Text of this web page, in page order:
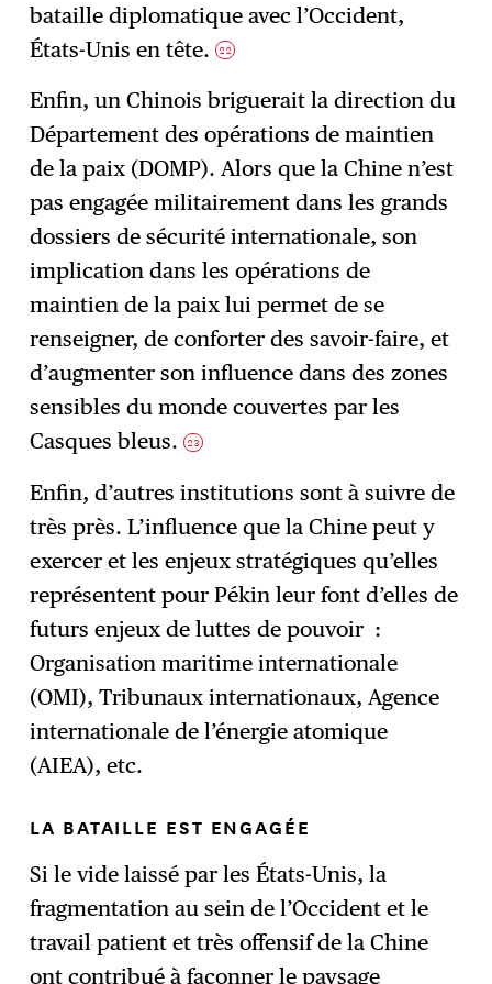
bataille diplomatique avec l’Occident,
États-Unis en tête.22
Enfin, un Chinois briguerait la direction du
Département des opérations de maintien
de la paix (DOMP). Alors que la Chine n’est
pas engagée militairement dans les grands
dossiers de sécurité internationale, son
implication dans les opérations de
maintien de la paix lui permet de se
renseigner, de conforter des savoir-faire, et
d’augmenter son influence dans des zones
sensibles du monde couvertes par les
Casques bleus.23
Enfin, d’autres institutions sont à suivre de
très près. L’influence que la Chine peut y
exercer et les enjeux stratégiques qu’elles
représentent pour Pékin leur font d’elles de
futurs enjeux de luttes de pouvoir :
Organisation maritime internationale
(OMI), Tribunaux internationaux, Agence
internationale de l’énergie atomique
(AIEA), etc.
LA BATAILLE EST ENGAGÉE
Si le vide laissé par les États-Unis, la
fragmentation au sein de l’Occident et le
travail patient et très offensif de la Chine
ont contribué à façonner le paysage